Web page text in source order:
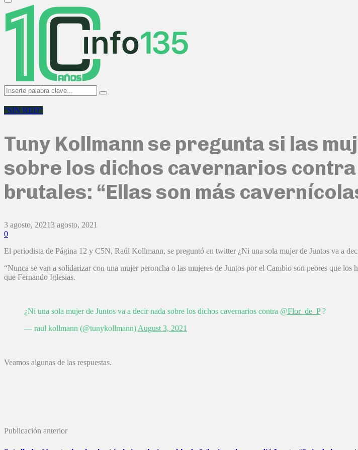
Primary
Menu
Search
for:
Search
"SIN RED"
Tuny Kollmann se pregunta si las
sobre los dichos cavernarios
brutales: “Ellas son más
3 agosto, 20213 agosto, 2021
0
El periodista de Página 12 y C5N, Raúl Kollmann, se preguntó en twitter ¿Ni una sola mujer de Juntos va a
“Nunca se van a solidarizar con una mujer peroncha o las mujeres de Juntos por el Cambio son peores que
que Fernando Iglesias.
¿Ni una sola mujer de Juntos va a decir nada sobre los dichos cavernarios contra @Flor_de_P?
— raul kollmann (@tunykollmann) August 3, 2021
Veamos algunas de las respuestas.
Publicación anterior